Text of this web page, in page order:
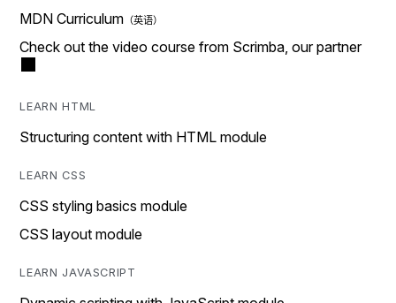
MDN Curriculum
Check out the video course from Scrimba, our partner
LEARN HTML
Structuring content with HTML module
LEARN CSS
CSS styling basics module
CSS layout module
LEARN JAVASCRIPT